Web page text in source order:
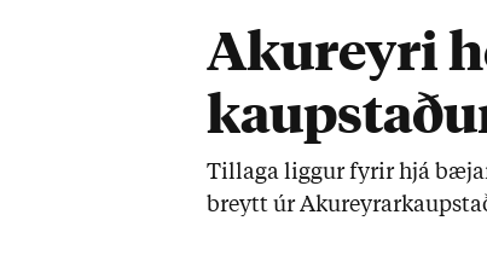
Akureyri
Til­laga ligg­ur fyr­ir hjá
breytt úr